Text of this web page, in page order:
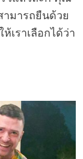
มารถยืนด้วย
เราเลือกได้ว่า